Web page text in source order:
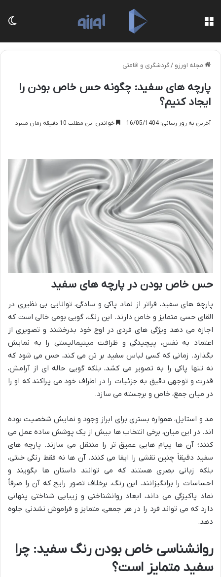
مجله اورزو /گردشگری و اقامتی
پارچه های سفید: چگونه حس خاص بودن را
ایجاد کنیم؟
آخرین به روز رسانی: 16/05/1404 خواندن این مطلب 10 دقیقه زمان میبرد
حس خاص بودن در پارچه های سفید
پارچه های سفید، فراتر از نماد پاکی و سادگی، توانایی بی نظیری در
القای حسی متمایز و خاص دارند. این رنگ، گویی بومی خالی است که
اجازه می دهد ویژگی های فردی در اوج خود بدرخشند و تصویری از
اعتماد به نفس، پیچیدگی و ظرافت مینیمالیستی را به نمایش
بگذارد. زمانی که کسی لباس سفید بر تن می کند، حس می شود که
نه تنها پاکی را به تصویر می کشد، بلکه گویی حاله ای از آرامش،
قدرت و توجهی دقیق به جزئیات را در اطراف خود می پراکند که او را
در میان جمع، خاص و برجسته می سازد.
مد و استایل، همواره بستری برای ابراز وجود و نمایش شخصیت بوده
اند. در این میان، برخی انتخاب ها بیش از یک پوشش ساده عمل می
کنند؛ آن ها پیام هایی عمیق تر را منتقل می سازند. پارچه های
سفید دقیقاً چنین نقشی را ایفا می کنند. آن ها نه فقط رنگی خنثی،
بلکه زبانی بصری هستند که می توانند داستان ها بگویند و
احساسات را برانگیزانند. این رنگ، برخلاف تصور رایج که آن را صرفاً
نماد پاکیزگی می داند، ابعاد روانشناختی و زیبایی شناختی پنهانی
دارد که می تواند فرد را در هر جمعی، متمایز و فراموش نشدنی جلوه
دهد.
روانشناسی خاص بودن رنگ سفید: چرا
سفید متمایز است؟